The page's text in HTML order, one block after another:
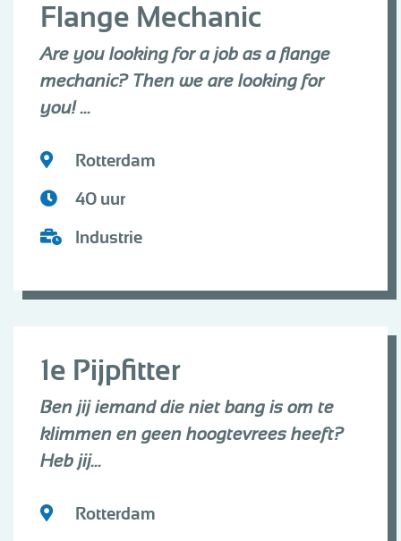
Flange Mechanic
Are you looking for a job as a flange
mechanic? Then we are looking for
you! ...
Rotterdam
40 uur
Industrie
1e Pijpfitter
Ben jij iemand die niet bang is om te
klimmen en geen hoogtevrees heeft?
Heb jij...
Rotterdam